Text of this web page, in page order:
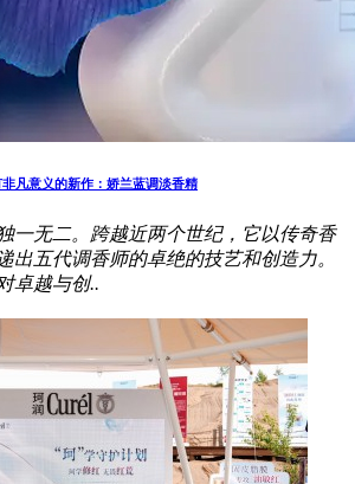
凡意义的新作：娇兰蓝调淡香精
一无二。跨越近两个世纪，它以传奇香
出五代调香师的卓绝的技艺和创造力。
卓越与创..